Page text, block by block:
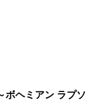
ボヘミアン ラプソ